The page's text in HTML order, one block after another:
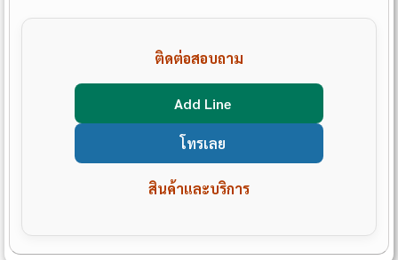
ติดต่อสอบถาม
Add Line
โทรเลย
สินค้าและบริการ